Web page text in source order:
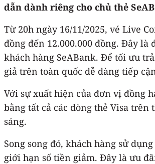
dẫn dành riêng cho chủ thẻ
Từ 20h ngày 16/11/2025, vé Live
đồng đến 12.000.000 đồng. Đây
khách hàng SeABank. Để tối ưu
giả trên toàn quốc dễ dàng tiếp
Với sự xuất hiện của đơn vị đồng
bằng tất cả các dòng thẻ Visa
sáng.
Song song đó, khách hàng sử
giới hạn số tiền giảm. Đây là ưu